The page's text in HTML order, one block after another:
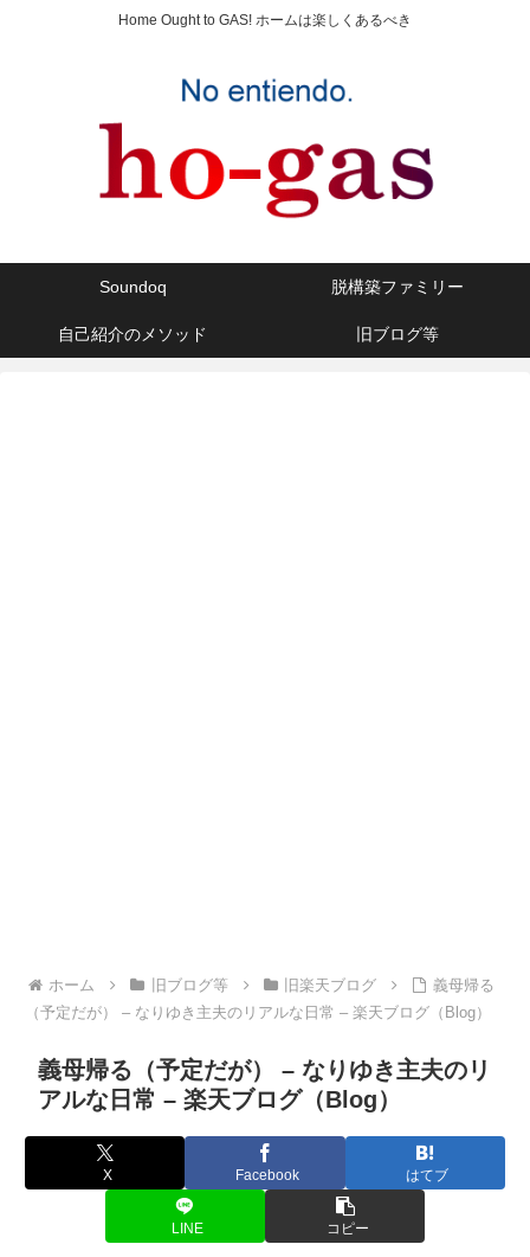
Home Ought to GAS! ホームは楽しくあるべき
Soundoq 脱構築ファミリー
自己紹介のメソッド 旧ブログ等
ホーム 旧ブログ等 旧楽天ブログ
義母帰る
（予定だが） – なりゆき主夫のリアルな日常 – 楽天ブログ（Blog）
義母帰る（予定だが） – なりゆき主夫のリ
アルな日常 – 楽天ブログ（Blog）
X Facebook はてブ
LINE コピー